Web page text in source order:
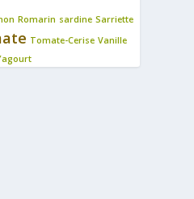
Romarin sardine Sarriette
Tomate-Cerise Vanille